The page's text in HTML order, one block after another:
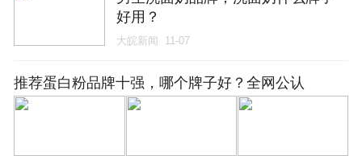
好用？
大皖新闻 11-07
推荐蛋白粉品牌十强，哪个牌子好？全网公认